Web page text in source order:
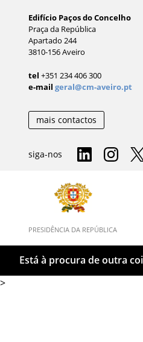
Edifício Paços do Concelho
Praça da República
Apartado 244
3810-156 Aveiro
tel +351 234 406 300
e-mail geral@cm-aveiro.pt
mais contactos
siga-nos
PRESIDÊNCIA DA REPÚBLICA
Está à procura de outra
>